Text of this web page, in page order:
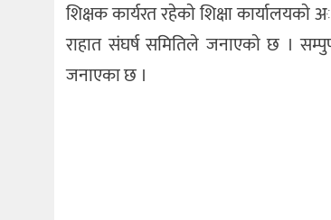
शिक्षक कार्यरत रहेकाे शिक्षा
राहात संघर्ष समितिले जनाएकाे छ ।
जनाएका छ ।